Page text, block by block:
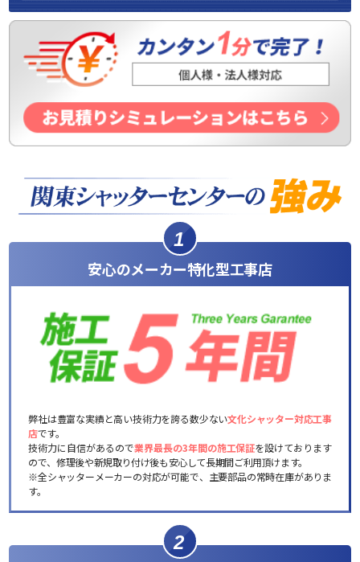
1
安心のメーカー特化型工事店
弊社は豊富な実績と高い技術力を誇る数少ない文化シャッター対応工事
店です。
技術力に自信があるので業界最長の3年間の施工保証を設けております
ので、修理後や新規取り付け後も安心して長期間ご利用頂けます。
※全シャッターメーカーの対応が可能で、主要部品の常時在庫がありま
す。
2